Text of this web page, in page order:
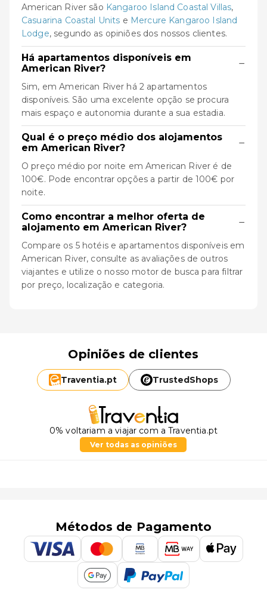
American River são Kangaroo Island Coastal Villas,
Casuarina Coastal Units e Mercure Kangaroo Island
Lodge, segundo as opiniões dos nossos clientes.
Há apartamentos disponíveis em
American River?
−
Sim, em American River há 2 apartamentos
disponíveis. São uma excelente opção se procura
mais espaço e autonomia durante a sua estadia.
Qual é o preço médio dos alojamentos
em American River?
−
O preço médio por noite em American River é de
100€. Pode encontrar opções a partir de 100€ por
noite.
Como encontrar a melhor oferta de
alojamento em American River?
−
Compare os 5 hotéis e apartamentos disponíveis em
American River, consulte as avaliações de outros
viajantes e utilize o nosso motor de busca para filtrar
por preço, localização e categoria.
Opiniões de clientes
Traventia.pt TrustedShops
0% voltariam a viajar com a Traventia.pt
Ver todas as opiniões
Métodos de Pagamento